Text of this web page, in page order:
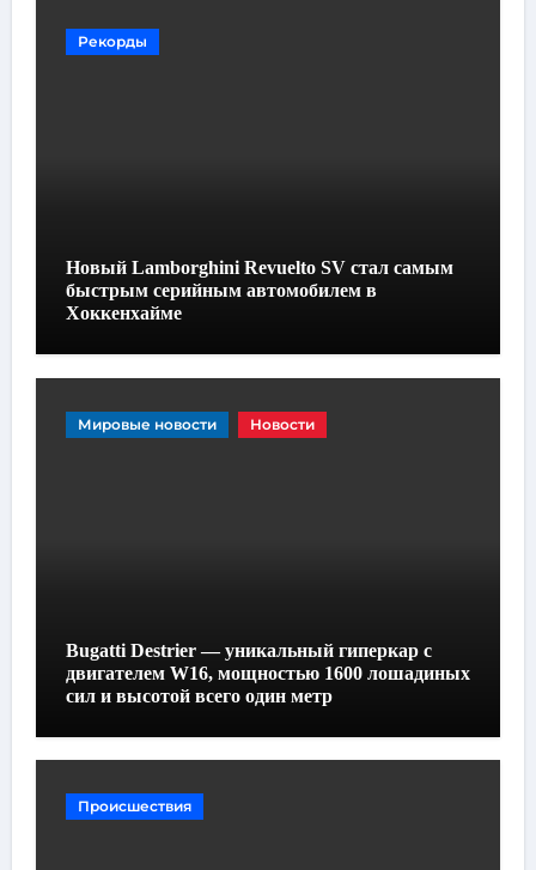
Рекорды
Новый Lamborghini Revuelto SV стал самым
быстрым серийным автомобилем в
Хоккенхайме
Мировые новости Новости
Bugatti Destrier — уникальный гиперкар с
двигателем W16, мощностью 1600 лошадиных
сил и высотой всего один метр
Происшествия